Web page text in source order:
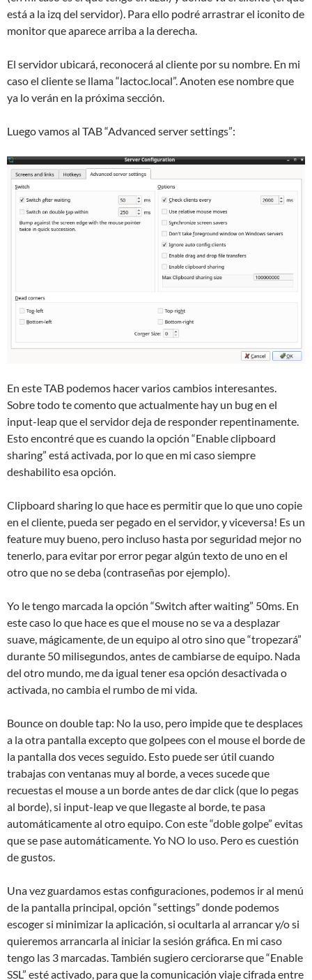
está a la izq del servidor). Para ello podré arrastrar el iconito de
monitor que aparece arriba a la derecha.
El servidor ubicará, reconocerá al cliente por su nombre. En mi
caso el cliente se llama “lactoc.local”. Anoten ese nombre que
ya lo verán en la próxima sección.
Luego vamos al TAB “Advanced server settings”:
En este TAB podemos hacer varios cambios interesantes.
Sobre todo te comento que actualmente hay un bug en el
input-leap que el servidor deja de responder repentinamente.
Esto encontré que es cuando la opción “Enable clipboard
sharing” está activada, por lo que en mi caso siempre
deshabilito esa opción.
Clipboard sharing lo que hace es permitir que lo que uno copie
en el cliente, pueda ser pegado en el servidor, y viceversa! Es un
feature muy bueno, pero incluso hasta por seguridad mejor no
tenerlo, para evitar por error pegar algún texto de uno en el
otro que no se deba (contraseñas por ejemplo).
Yo le tengo marcada la opción “Switch after waiting” 50ms. En
este caso lo que hace es que el mouse no se va a desplazar
suave, mágicamente, de un equipo al otro sino que “tropezará”
durante 50 milisegundos, antes de cambiarse de equipo. Nada
del otro mundo, me da igual tener esa opción desactivada o
activada, no cambia el rumbo de mi vida.
Bounce on double tap: No la uso, pero impide que te desplaces
a la otra pantalla excepto que golpees con el mouse el borde de
la pantalla dos veces seguido. Esto puede ser útil cuando
trabajas con ventanas muy al borde, a veces sucede que
recuestas el mouse a un borde antes de dar click (que lo pegas
al borde), si input-leap ve que llegaste al borde, te pasa
automáticamente al otro equipo. Con este “doble golpe” evitas
que se pase automáticamente. Yo NO lo uso. Pero es cuestión
de gustos.
Una vez guardamos estas configuraciones, podemos ir al menú
de la pantalla principal, opción “settings” donde podemos
escoger si minimizar la aplicación, si ocultarla al arrancar y/o si
quieremos arrancarla al iniciar la sesión gráfica. En mi caso
tengo las 3 marcadas. También sugiero cerciorarse que “Enable
SSL” esté activado, para que la comunicación viaje cifrada entre